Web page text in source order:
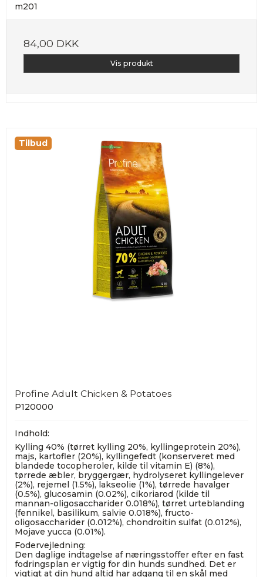
m201
84,00 DKK
Vis produkt
Tilbud
Profine Adult Chicken & Potatoes
P120000
Indhold:
Kylling 40% (tørret kylling 20%, kyllingeprotein 20%),
majs, kartofler (20%), kyllingefedt (konserveret med
blandede tocopheroler, kilde til vitamin E) (8%),
tørrede æbler, bryggergær, hydrolyseret kyllingelever
(2%), rejemel (1.5%), lakseolie (1%), tørrede havalger
(0.5%), glucosamin (0.02%), cikoriarod (kilde til
mannan-oligosaccharider 0.018%), tørret urteblanding
(fennikel, basilikum, salvie 0.018%), fructo-
oligosaccharider (0.012%), chondroitin sulfat (0.012%),
Mojave yucca (0.01%).
Fodervejledning:
Den daglige indtagelse af næringsstoffer efter en fast
fodringsplan er vigtig for din hunds sundhed. Det er
vigtigt at din hund altid har adgang til en skål med